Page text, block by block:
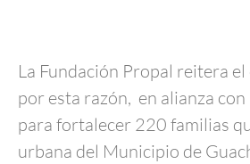
La Fundación Propal reitera
por esta razón, en alianza
para fortalecer 220 familias
urbana del Municipio de